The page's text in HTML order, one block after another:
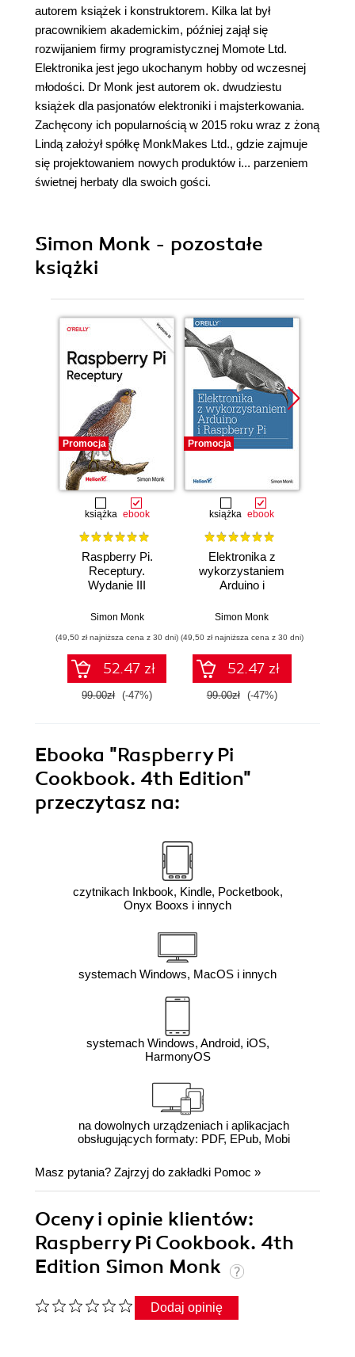
autorem książek i konstruktorem. Kilka lat był
pracownikiem akademickim, później zajął się
rozwijaniem firmy programistycznej Momote Ltd.
Elektronika jest jego ukochanym hobby od wczesnej
młodości. Dr Monk jest autorem ok. dwudziestu
książek dla pasjonatów elektroniki i majsterkowania.
Zachęcony ich popularnością w 2015 roku wraz z żoną
Lindą założył spółkę MonkMakes Ltd., gdzie zajmuje
się projektowaniem nowych produktów i... parzeniem
świetnej herbaty dla swoich gości.
Simon Monk - pozostałe
książki
Promocja
książka ebook
Raspberry Pi.
Receptury.
Wydanie III
Simon Monk
(49,50 zł najniższa cena z 30 dni)
52.47 zł
99.00zł (-47%)
Promocja
książka ebook
Elektronika z
wykorzystaniem
Arduino i
Receptury
Simon Monk
(49,50 zł najniższa cena z 30 dni)
52.47 zł
99.00zł (-47%)
Ebooka "Raspberry Pi
Cookbook. 4th Edition"
przeczytasz na:
czytnikach Inkbook, Kindle, Pocketbook,
Onyx Booxs i innych
systemach Windows, MacOS i innych
systemach Windows, Android, iOS,
HarmonyOS
na dowolnych urządzeniach i aplikacjach
obsługujących formaty: PDF, EPub, Mobi
Masz pytania? Zajrzyj do zakładki Pomoc »
Oceny i opinie klientów:
Raspberry Pi Cookbook. 4th
Edition Simon Monk
Dodaj opinię